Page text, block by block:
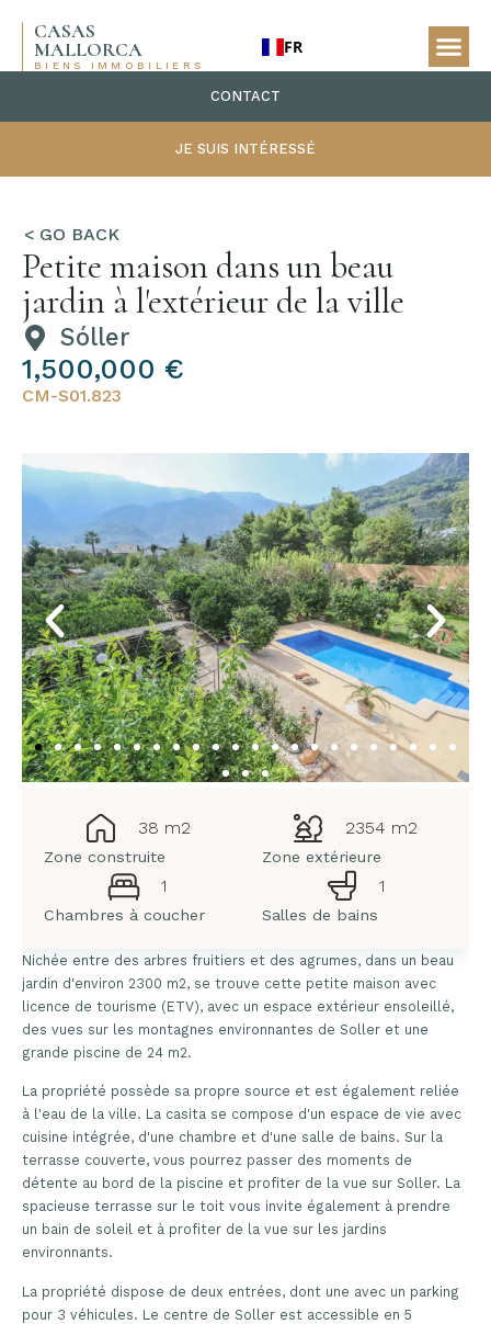
CASAS
MALLORCA
BIENS IMMOBILIERS
FR
CONTACT
JE SUIS INTÉRESSÉ
Petite maison dans un beau
jardin à l'extérieur de la ville
Sóller
1,500,000 €
CM-S01.823
38 m2
Zone construite
2354 m2
Zone extérieure
1
Chambres à coucher
1
Salles de bains
Nichée entre des arbres fruitiers et des agrumes, dans un beau
jardin d'environ 2300 m2, se trouve cette petite maison avec
licence de tourisme (ETV), avec un espace extérieur ensoleillé,
des vues sur les montagnes environnantes de Soller et une
grande piscine de 24 m2.
La propriété possède sa propre source et est également reliée
à l'eau de la ville. La casita se compose d'un espace de vie avec
cuisine intégrée, d'une chambre et d'une salle de bains. Sur la
terrasse couverte, vous pourrez passer des moments de
détente au bord de la piscine et profiter de la vue sur Soller. La
spacieuse terrasse sur le toit vous invite également à prendre
un bain de soleil et à profiter de la vue sur les jardins
environnants.
La propriété dispose de deux entrées, dont une avec un parking
pour 3 véhicules. Le centre de Soller est accessible en 5